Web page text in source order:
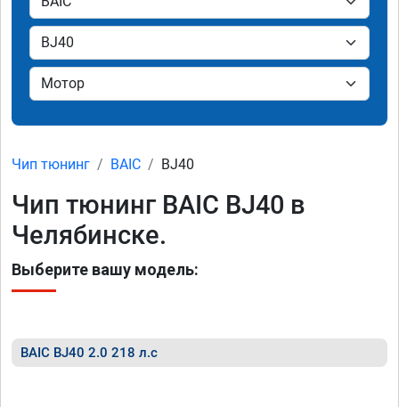
Чип тюнинг BAIC BJ40
Чип тюнинг BAIC BJ40 в
Челябинске.
Выберите вашу модель:
BAIC BJ40 2.0 218 л.с